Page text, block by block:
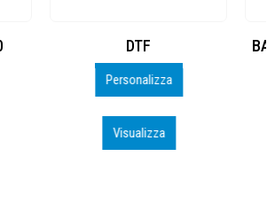
BAHRAIN CA0407_PERSO
Personalizza
Visualizza